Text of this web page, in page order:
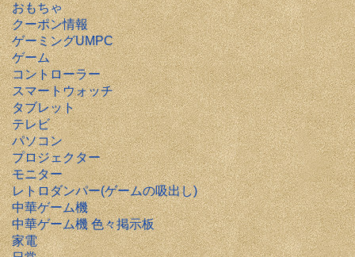
おもちゃ
クーポン情報
ゲーミングUMPC
ゲーム
コントローラー
スマートウォッチ
タブレット
テレビ
パソコン
プロジェクター
モニター
レトロダンパー(ゲームの吸出し)
中華ゲーム機
中華ゲーム機 色々掲示板
家電